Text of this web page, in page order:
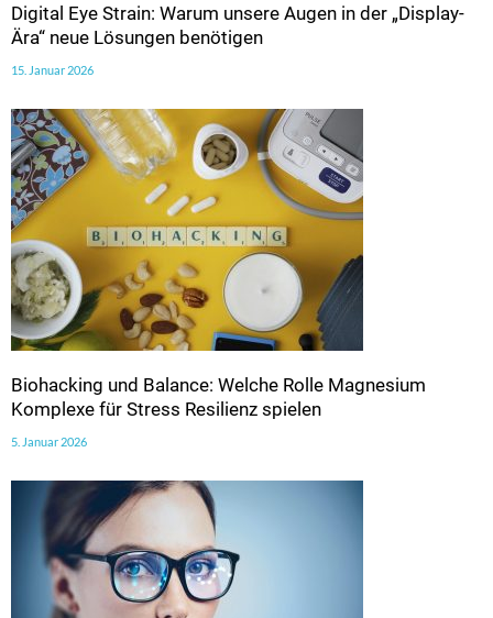
Digital Eye Strain: Warum unsere Augen in der „Display-
Ära“ neue Lösungen benötigen
15. Januar 2026
Biohacking und Balance: Welche Rolle Magnesium
Komplexe für Stress Resilienz spielen
5. Januar 2026